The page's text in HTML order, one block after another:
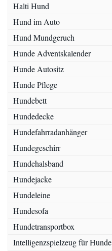
Halti Hund
Hund im Auto
Hund Mundgeruch
Hunde Adventskalender
Hunde Autositz
Hunde Pflege
Hundebett
Hundedecke
Hundefahrradanhänger
Hundegeschirr
Hundehalsband
Hundejacke
Hundeleine
Hundesofa
Hundetransportbox
Intelligenzspielzeug für Hunde